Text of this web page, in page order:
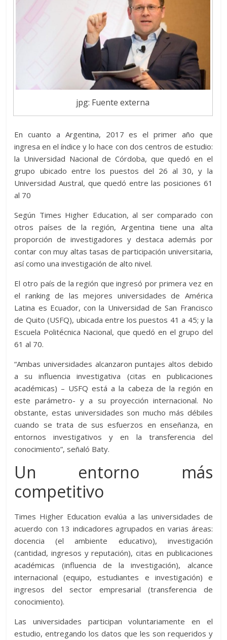
jpg: Fuente externa
En cuanto a Argentina, 2017 es el primer año que
ingresa en el índice y lo hace con dos centros de estudio:
la Universidad Nacional de Córdoba, que quedó en el
grupo ubicado entre los puestos del 26 al 30, y la
Universidad Austral, que quedó entre las posiciones 61
al 70
Según Times Higher Education, al ser comparado con
otros países de la región, Argentina tiene una alta
proporción de investigadores y destaca además por
contar con muy altas tasas de participación universitaria,
así como una investigación de alto nivel.
El otro país de la región que ingresó por primera vez en
el ranking de las mejores universidades de América
Latina es Ecuador, con la Universidad de San Francisco
de Quito (USFQ), ubicada entre los puestos 41 a 45; y la
Escuela Politécnica Nacional, que quedó en el grupo del
61 al 70.
“Ambas universidades alcanzaron puntajes altos debido
a su influencia investigativa (citas en publicaciones
académicas) – USFQ está a la cabeza de la región en
este parámetro- y a su proyección internacional. No
obstante, estas universidades son mucho más débiles
cuando se trata de sus esfuerzos en enseñanza, en
entornos investigativos y en la transferencia del
conocimiento”, señaló Baty.
Un entorno más
competitivo
Times Higher Education evalúa a las universidades de
acuerdo con 13 indicadores agrupados en varias áreas:
docencia (el ambiente educativo), investigación
(cantidad, ingresos y reputación), citas en publicaciones
académicas (influencia de la investigación), alcance
internacional (equipo, estudiantes e investigación) e
ingresos del sector empresarial (transferencia de
conocimiento).
Las universidades participan voluntariamente en el
estudio, entregando los datos que les son requeridos y